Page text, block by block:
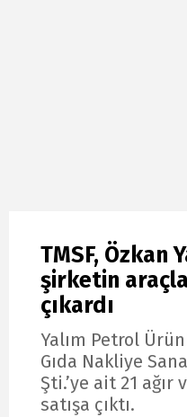
TMSF, Özkan
şirketin
çıkardı
Yalım Petrol
Gıda Nakliye
Şti.’ye ait 21 ağır
satışa çıktı.